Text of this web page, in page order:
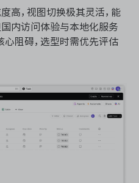
高，视图切换极其灵活，能
内访问体验与本地化服务
阻碍，选型时需优先评估